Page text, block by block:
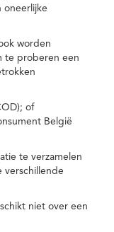
oneerlijke
worden
te proberen een
of
België
te verzamelen
verschillende
niet over een